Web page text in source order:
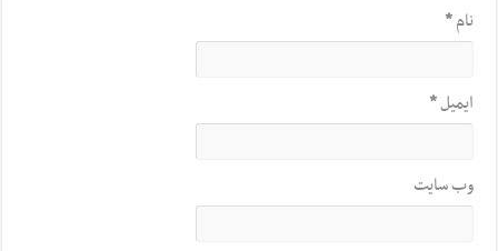
نام*
ایمیل*
وب‌ سایت